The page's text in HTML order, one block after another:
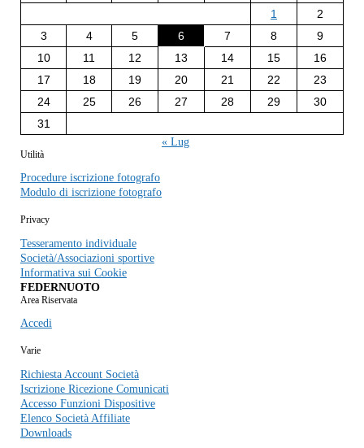
1
2
3
4 5 6 7 8
9
10
11 12 13 14 15
16
17
18 19 20 21 22
23
24
25 26 27 28 29
30
31
« Lug
Utilità
Procedure iscrizione fotografo
Modulo di iscrizione fotografo
Privacy
Tesseramento individuale
Società/Associazioni sportive
Informativa sui Cookie
FEDERNUOTO
Area Riservata
Accedi
Varie
Richiesta Account Società
Iscrizione Ricezione Comunicati
Accesso Funzioni Dispositive
Elenco Società Affiliate
Downloads